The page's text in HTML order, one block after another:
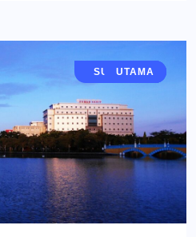
BERITA
JAWA TIMUR
SURABAYA
UTAMA